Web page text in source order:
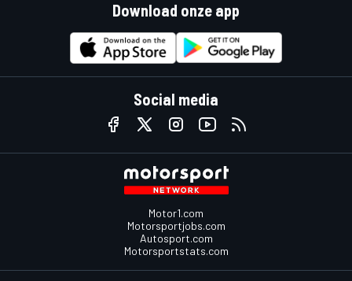
Download onze app
Social media
Motor1.com
Motorsportjobs.com
Autosport.com
Motorsportstats.com